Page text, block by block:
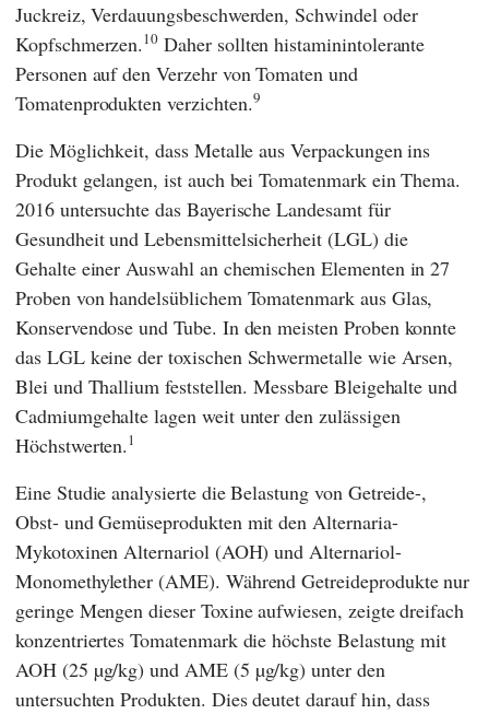
Juckreiz, Verdauungsbeschwerden, Schwindel oder
Kopfschmerzen.10 Daher sollten histaminintolerante
Personen auf den Verzehr von Tomaten und
Tomatenprodukten verzichten.9
Die Möglichkeit, dass Metalle aus Verpackungen ins
Produkt gelangen, ist auch bei Tomatenmark ein Thema.
2016 untersuchte das Bayerische Landesamt für
Gesundheit und Lebensmittelsicherheit (LGL) die
Gehalte einer Auswahl an chemischen Elementen in 27
Proben von handelsüblichem Tomatenmark aus Glas,
Konservendose und Tube. In den meisten Proben konnte
das LGLkeine der toxischen Schwermetalle wie Arsen,
Blei und Thallium feststellen. Messbare Bleigehalte und
Cadmiumgehalte lagen weit unter den zulässigen
Höchstwerten.1
Eine Studie analysierte die Belastung von Getreide-,
Obst- und Gemüseprodukten mit den Alternaria-
Mykotoxinen Alternariol (AOH) und Alternariol-
Monomethylether (AME). Während Getreideprodukte nur
geringe Mengen dieser Toxine aufwiesen, zeigte dreifach
konzentriertes Tomatenmark die höchste Belastung mit
AOH (25 µg/kg) und AME (5 µg/kg) unter den
untersuchten Produkten. Dies deutet darauf hin, dass